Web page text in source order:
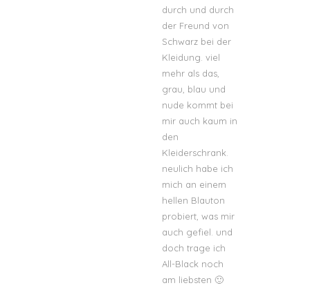
durch und durch
der Freund von
Schwarz bei der
Kleidung. viel
mehr als das,
grau, blau und
nude kommt bei
mir auch kaum in
den
Kleiderschrank.
neulich habe ich
mich an einem
hellen Blauton
probiert, was mir
auch gefiel. und
doch trage ich
All-Black noch
am liebsten 🙂